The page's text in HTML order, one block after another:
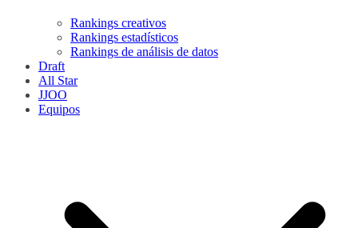
Rankings creativos
Rankings estadísticos
Rankings de análisis de datos
Draft
All Star
JJOO
Equipos